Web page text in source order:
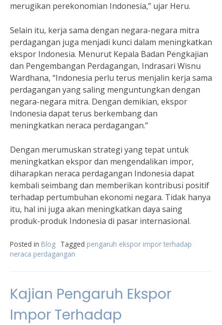
merugikan perekonomian Indonesia,” ujar Heru.
Selain itu, kerja sama dengan negara-negara mitra
perdagangan juga menjadi kunci dalam meningkatkan
ekspor Indonesia. Menurut Kepala Badan Pengkajian
dan Pengembangan Perdagangan, Indrasari Wisnu
Wardhana, “Indonesia perlu terus menjalin kerja sama
perdagangan yang saling menguntungkan dengan
negara-negara mitra. Dengan demikian, ekspor
Indonesia dapat terus berkembang dan
meningkatkan neraca perdagangan.”
Dengan merumuskan strategi yang tepat untuk
meningkatkan ekspor dan mengendalikan impor,
diharapkan neraca perdagangan Indonesia dapat
kembali seimbang dan memberikan kontribusi positif
terhadap pertumbuhan ekonomi negara. Tidak hanya
itu, hal ini juga akan meningkatkan daya saing
produk-produk Indonesia di pasar internasional.
Posted in Blog Tagged pengaruh ekspor impor terhadap
neraca perdagangan
Kajian Pengaruh Ekspor
Impor Terhadap